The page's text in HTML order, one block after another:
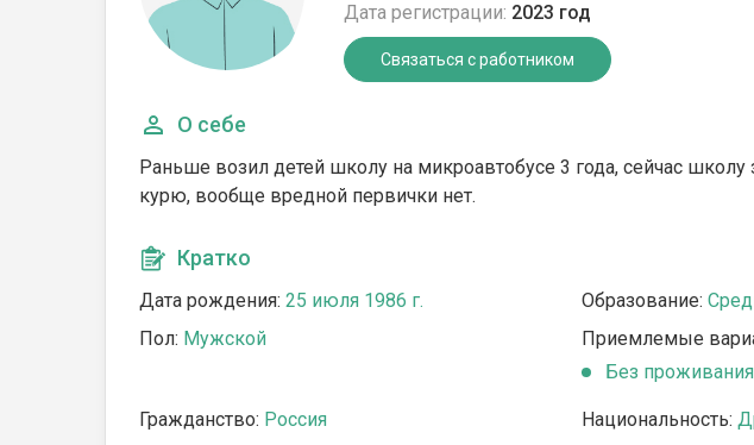
Дата регистрации: 2023 год
Связаться с работником
О себе
Раньше возил детей школу на микроавтобусе 3 года, сейчас
курю, вообще вредной первички нет.
Кратко
Дата рождения: 25 июля 1986 г. Образование:
Пол: Мужской
Приемлемые
Без проживания
Гражданство: Россия Национальность: